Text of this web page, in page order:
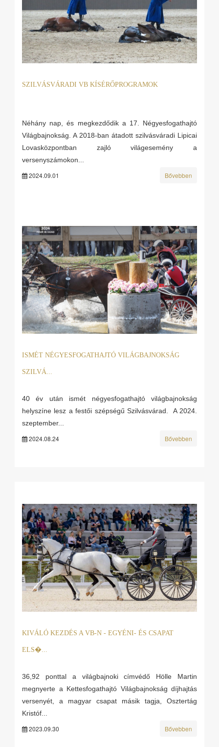
SZILVÁSVÁRADI VB KÍSÉRŐPROGRAMOK
Néhány nap, és megkezdődik a 17. Négyesfogathajtó
Világbajnokság. A 2018-ban átadott szilvásváradi Lipicai
Lovasközpontban zajló világesemény a
versenyszámokon...
2024.09.01 Bővebben
ISMÉT NÉGYESFOGATHAJTÓ VILÁGBAJNOKSÁG
SZILVÁ...
40 év után ismét négyesfogathajtó világbajnokság
helyszíne lesz a festői szépségű Szilvásvárad. A 2024.
szeptember...
2024.08.24 Bővebben
KIVÁLÓ KEZDÉS A VB-N - EGYÉNI- ÉS CSAPAT
ELS�...
36,92 ponttal a világbajnoki címvédő Hölle Martin
megnyerte a Kettesfogathajtó Világbajnokság díjhajtás
versenyét, a magyar csapat másik tagja, Osztertág
Kristóf...
2023.09.30 Bővebben